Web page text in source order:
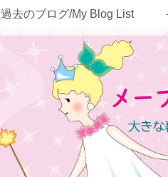
過去のブログ/My Blog List